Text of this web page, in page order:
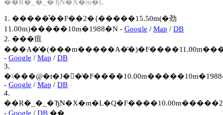
��R�_�_�Ђ̃N�X�m�L
1. �����̌��F��2�{�����15.50m(�劲
11.00m)�����10m�1988�N - Google / Map / DB
2. ���疽
- Google / Map / DB
3.
- Google / Map / DB
4.
- Google / DB ��